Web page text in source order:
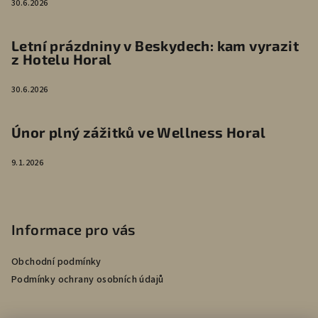
30.6.2026
Letní prázdniny v Beskydech: kam vyrazit
z Hotelu Horal
30.6.2026
Únor plný zážitků ve Wellness Horal
9.1.2026
Informace pro vás
Obchodní podmínky
Podmínky ochrany osobních údajů